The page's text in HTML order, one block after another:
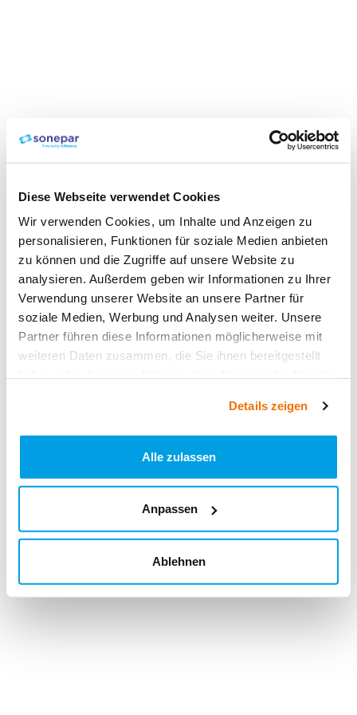
Diese Webseite verwendet Cookies
Wir verwenden Cookies, um Inhalte und Anzeigen zu
personalisieren, Funktionen für soziale Medien anbieten
zu können und die Zugriffe auf unsere Website zu
analysieren. Außerdem geben wir Informationen zu Ihrer
Verwendung unserer Website an unsere Partner für
soziale Medien, Werbung und Analysen weiter. Unsere
Partner führen diese Informationen möglicherweise mit
weiteren Daten zusammen, die Sie ihnen bereitgestellt
Details zeigen
Alle zulassen
Anpassen
Ablehnen